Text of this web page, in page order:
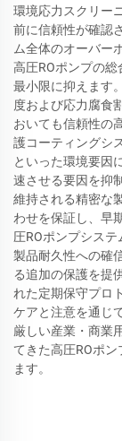
環境応力スクリー
前に信頼性が確認
ム全体のオーバー
高圧ROポンプの
最小限に抑えます
度および応力腐食
おいても信頼性の
護コーティングシ
といった環境要因
速させる要因を抑
維持される精密な
わせを保証し、早
圧ROポンプシス
製品耐久性への確
る追加の保護を提
れた定期保守プロ
ケアと注意を通じ
厳しい産業・商業
てきた高圧ROポ
ます。